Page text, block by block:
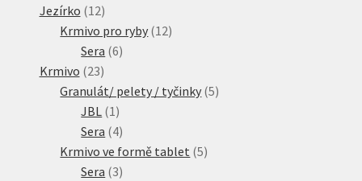
produktů
Jezírko 1212
produktů
Krmivo pro ryby 1212
Sera 66
Krmivo 2323
produktů
Granulát/ pelety / tyčinky 55
JBL 1 1
produkt
Sera 44
produkty
Krmivo ve formě tablet 55
Sera 33